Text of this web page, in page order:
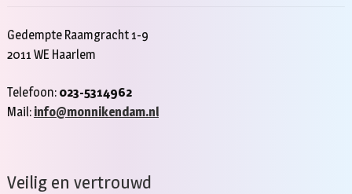
Gedempte Raamgracht 1-9
2011 WE Haarlem
Telefoon: 023-5314962
Mail: info@monnikendam.nl
Veilig en vertrouwd